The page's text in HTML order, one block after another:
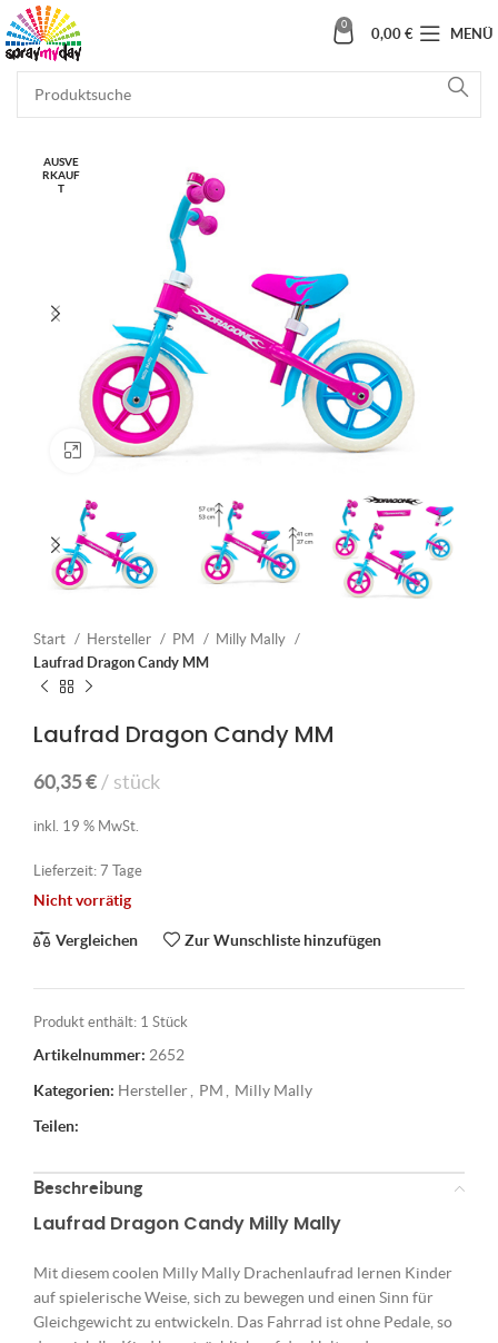
0
0,00 € MENÜ
AUSVE
RKAUF
T
Klick zum Vergrößern
Start Hersteller PM
Milly Mally
Laufrad Dragon Candy MM
Laufrad Dragon Candy MM
60,35€ stück
inkl. 19 % MwSt.
Lieferzeit: 7 Tage
Nicht vorrätig
Vergleichen Zur Wunschliste hinzufügen
Produkt enthält: 1 Stück
Artikelnummer: 2652
Kategorien: Hersteller, PM, Milly Mally
Teilen:
Beschreibung
Laufrad Dragon Candy Milly Mally
Mit diesem coolen Milly Mally Drachenlaufrad lernen Kinder
auf spielerische Weise, sich zu bewegen und einen Sinn für
Gleichgewicht zu entwickeln. Das Fahrrad ist ohne Pedale, so